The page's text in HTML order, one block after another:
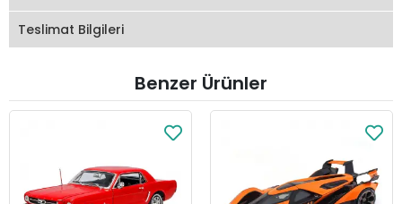
Teslimat Bilgileri
Benzer Ürünler